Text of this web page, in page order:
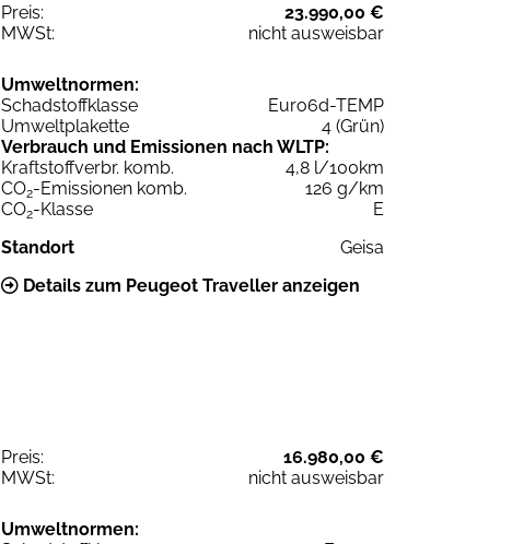
Preis:
23.990,00 €
MWSt:
nicht ausweisbar
Umweltnormen:
Schadstoffklasse
Euro6d-TEMP
Umweltplakette
4 (Grün)
Verbrauch und Emissionen nach WLTP:
Kraftstoffverbr. komb.
4,8 l/100km
CO2-Emissionen komb.
126 g/km
CO2-Klasse
E
Standort
Geisa
Details zum Peugeot Traveller anzeigen
Preis:
16.980,00 €
MWSt:
nicht ausweisbar
Umweltnormen: